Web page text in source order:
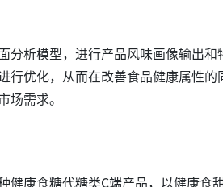
分析模型，进行产品风味画像输出
行优化，从而在改善食品健康属性
需求。
康食糖代糖类C端产品，以健康食